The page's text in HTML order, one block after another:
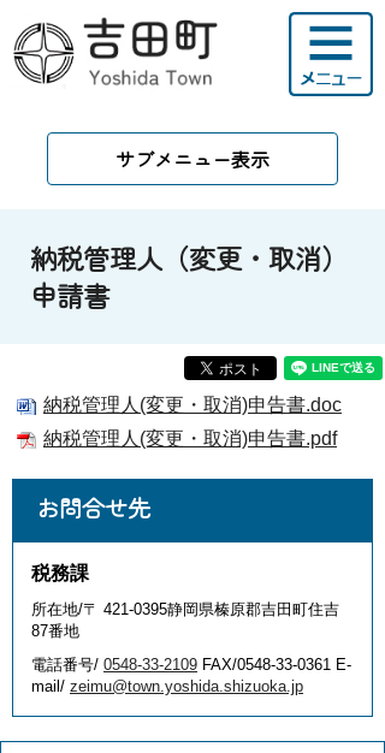
サブメニュー表示
納税管理人（変更・取消）
申請書
納税管理人(変更・取消)申告書.doc
納税管理人(変更・取消)申告書.pdf
お問合せ先
税務課
所在地/〒 421-0395静岡県榛原郡吉田町住吉
87番地
電話番号/ 0548-33-2109 FAX/0548-33-0361 E-
mail/ zeimu@town.yoshida.shizuoka.jp